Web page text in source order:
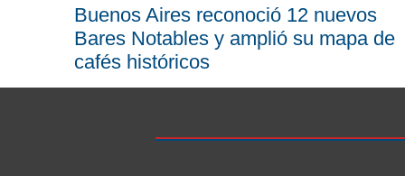
Buenos Aires reconoció 12 nuevos
Bares Notables y amplió su mapa de
cafés históricos